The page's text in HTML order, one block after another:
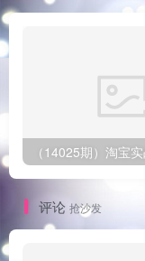
评论 抢沙发